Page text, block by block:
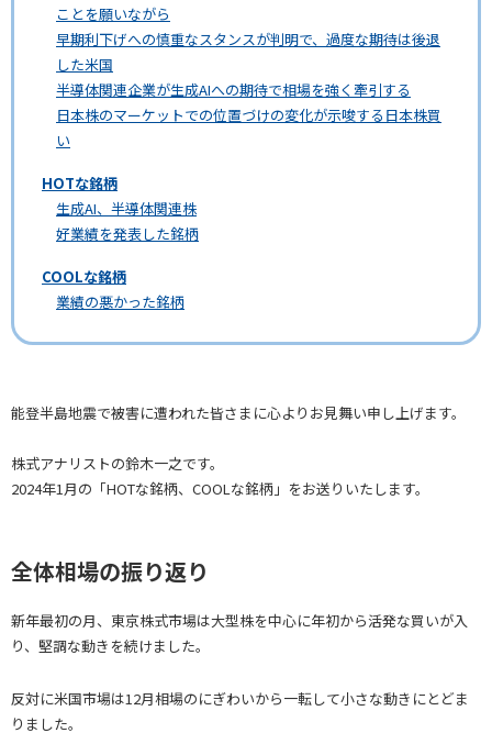
ことを願いながら
早期利下げへの慎重なスタンスが判明で、過度な期待は後退
した米国
半導体関連企業が生成AIへの期待で相場を強く牽引する
日本株のマーケットでの位置づけの変化が示唆する日本株買
い
HOTな銘柄
生成AI、半導体関連株
好業績を発表した銘柄
COOLな銘柄
業績の悪かった銘柄
能登半島地震で被害に遭われた皆さまに心よりお見舞い申し上げます。
株式アナリストの鈴木一之です。
2024年1月の「HOTな銘柄、COOLな銘柄」をお送りいたします。
全体相場の振り返り
新年最初の月、東京株式市場は大型株を中心に年初から活発な買いが入
り、堅調な動きを続けました。
反対に米国市場は12月相場のにぎわいから一転して小さな動きにとどま
りました。